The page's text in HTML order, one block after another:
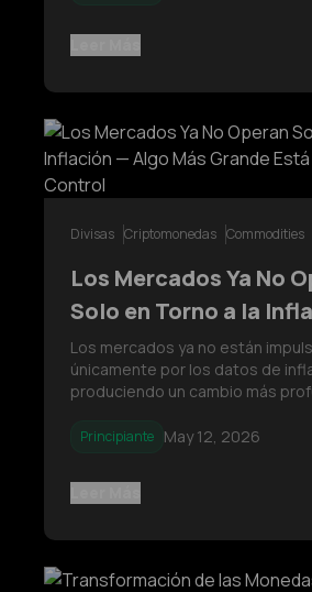
reevalúan las expectativas s
Divisas Criptomonedas Commodities
Los Mercados Ya No
Solo en Torno a la
Algo Más Grande Está
el Control
Los mercados ya no están
únicamente por los datos de
produciendo un cambio más
la acción del precio. El IPC (CPI)
evoluciona el impulso económico
Principiante May 12, 2026